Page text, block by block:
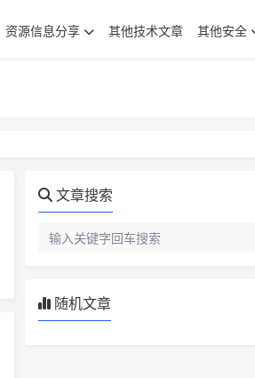
资源信息分享 其他技术文章 其他安全
文章搜索
随机文章